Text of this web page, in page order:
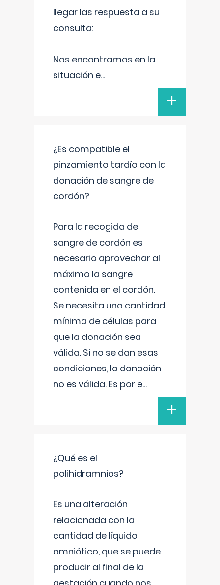
llegar las respuesta a su
consulta:
Nos encontramos en la
situación e...
+
¿Es compatible el
pinzamiento tardío con la
donación de sangre de
cordón?
Para la recogida de
sangre de cordón es
necesario aprovechar al
máximo la sangre
contenida en el cordón.
Se necesita una cantidad
mínima de células para
que la donación sea
válida. Si no se dan esas
condiciones, la donación
no es válida. Es por e...
+
¿Qué es el
polihidramnios?
Es una alteración
relacionada con la
cantidad de líquido
amniótico, que se puede
producir al final de la